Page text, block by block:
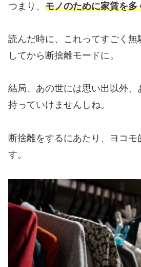
つまり、 モノのために家賃を多
読んだ時に、これってすごく無
してから断捨離モードに。
結局、あの世には思い出以外、
持っていけませんしね。
断捨離をするにあたり、ヨコモ
す。